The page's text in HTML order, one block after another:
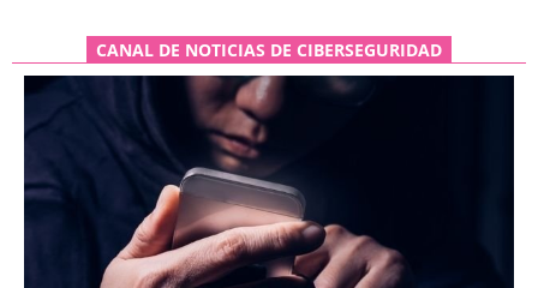
CANAL DE NOTICIAS DE CIBERSEGURIDAD